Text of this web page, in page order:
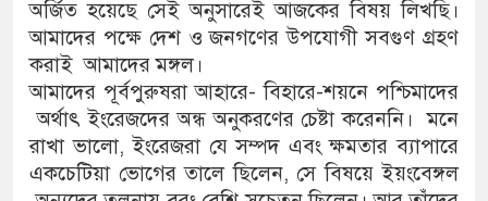
অর্জিত হয়েছে সেই অনুসারেই আজকের বিষয় লিখছি।
আমাদের পক্ষে দেশ ও জনগণের উপযোগী সবগুণ গ্রহণ
করাই আমাদের মঙ্গল।
আমাদের পূর্বপুরুষরা আহারে- বিহারে-শয়নে পশ্চিমাদের
অর্থাৎ ইংরেজদের অন্ধ অনুকরণের চেষ্টা করেননি। মনে
রাখা ভালো, ইংরেজরা যে সম্পদ এবং ক্ষমতার ব্যাপারে
একচেটিয়া ভোগের তালে ছিলেন, সে বিষয়ে ইয়ংবেঙ্গল